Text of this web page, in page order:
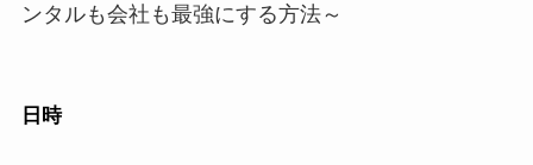
ンタルも会社も最強にする方法～
日時